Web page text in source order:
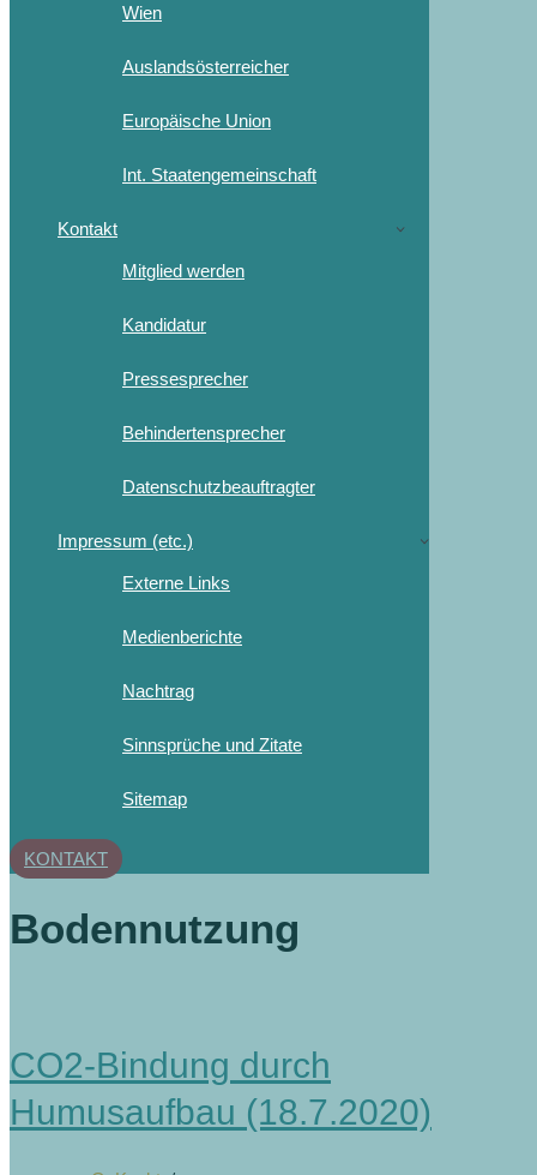
Wien
Auslandsösterreicher
Europäische Union
Int. Staatengemeinschaft
Kontakt
Mitglied werden
Kandidatur
Pressesprecher
Behindertensprecher
Datenschutzbeauftragter
Impressum (etc.)
Externe Links
Medienberichte
Nachtrag
Sinnsprüche und Zitate
Sitemap
KONTAKT
Bodennutzung
CO2-Bindung durch
Humusaufbau (18.7.2020)